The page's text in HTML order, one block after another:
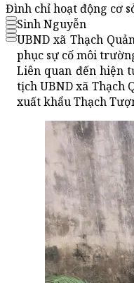
Đình chỉ hoạt động cơ
Sinh Nguyễn
UBND xã Thạch
phục sự cố môi
Liên quan đến hiện
tịch UBND xã Thạch
xuất khẩu Thạch